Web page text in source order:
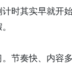
时其实早就开
节奏快、内容